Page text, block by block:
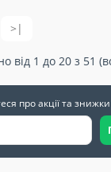
>|
від 1 до 20 з 51
про акції та